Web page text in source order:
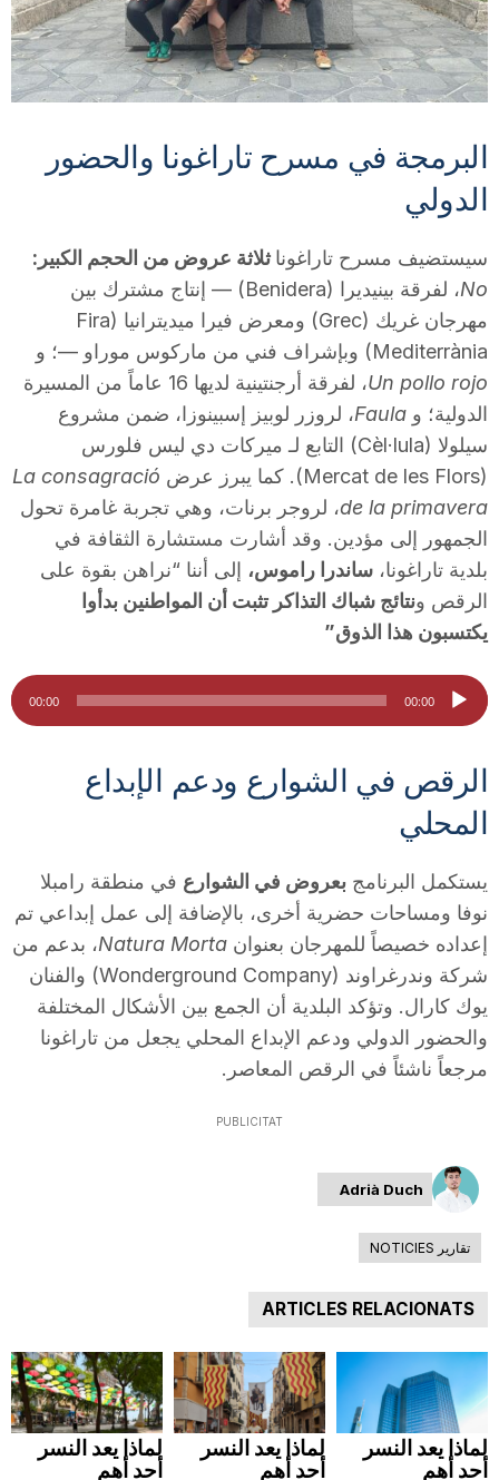
T
a
a
g
o
n
a
البرمجة في مسرح تاراغونا والحضور
الدولي
سيستضيف مسرح تاراغوناثلاثة عروض من الحجم الكبير:
No
، لفرقة بينيديرا (Benidera) — إنتاج مشترك بين
مهرجان غريك (Grec) ومعرض فيرا ميديترانيا (Fira
Mediterrània) وبإشراف فني من ماركوس موراو —؛ و
Un pollo rojo
، لفرقة أرجنتينية لديها 16 عاماً من المسيرة
الدولية؛ و Faula، لروزر لوبيز إسبينوزا، ضمن مشروع
سيلولا (Cèl·lula) التابع لـ ميركات دي ليس فلورس
(Mercat de les Flors). كما يبرز عرض
La consagració
de la primavera، لروجر برنات، وهي تجربة غامرة تحول
الجمهور إلى مؤدين. وقد أشارت مستشارة الثقافة في
بلدية تاراغونا، ساندرا راموس، إلى أننا “نراهن بقوة على
الرقص ونتائج شباك التذاكر تثبت أن المواطنين بدأوا
يكتسبون هذا الذوق”
مشغل
الصوت
00:00
00:00
الرقص في الشوارع ودعم الإبداع
المحلي
يستكمل البرنامج بعروض في الشوارع في منطقة رامبلا
نوفا ومساحات حضرية أخرى، بالإضافة إلى عمل إبداعي تم
إعداده خصيصاً للمهرجان بعنوان Natura Morta، بدعم من
شركة وندرغراوند (Wonderground Company) والفنان
يوك كارال. وتؤكد البلدية أن الجمع بين الأشكال المختلفة
والحضور الدولي ودعم الإبداع المحلي يجعل من تاراغونا
مرجعاً ناشئاً في الرقص المعاصر.
PUBLICITAT
Adrià Duch
تقارير NOTICIES
ARTICLES RELACIONATS
لماذا يعد النسر
أحد أهم
لماذا يعد النسر
أحد أهم
لماذا يعد النسر
أحد أهم